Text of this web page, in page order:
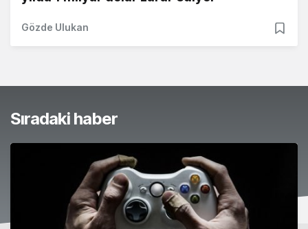
Gözde Ulukan
Sıradaki haber